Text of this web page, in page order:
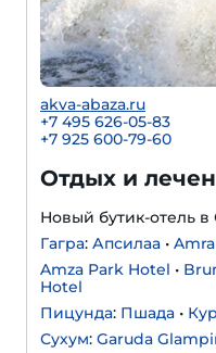
akva-abaza.ru
+7 495 626-05-83
+7 925 600-79-60
Отдых и
Новый бутик-отель в
Гагра: Апсилаа •
Amza Park Hotel •
Hotel
Пицунда: Пшада •
Сухум: Garuda